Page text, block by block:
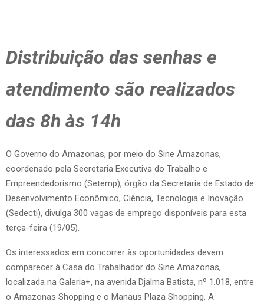
Distribuição das senhas e
atendimento são realizados
das 8h às 14h
O Governo do Amazonas, por meio do Sine Amazonas,
coordenado pela Secretaria Executiva do Trabalho e
Empreendedorismo (Setemp), órgão da Secretaria de Estado de
Desenvolvimento Econômico, Ciência, Tecnologia e Inovação
(Sedecti), divulga 300 vagas de emprego disponíveis para esta
terça-feira (19/05).
Os interessados em concorrer às oportunidades devem
comparecer à Casa do Trabalhador do Sine Amazonas,
localizada na Galeria+, na avenida Djalma Batista, nº 1.018, entre
o Amazonas Shopping e o Manaus Plaza Shopping. A